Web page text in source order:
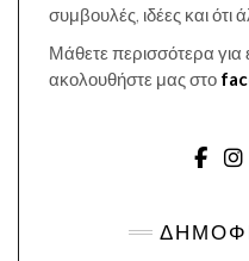
συμβουλές, ιδέες και ότι
Μάθετε περισσότερα για
ακολουθήστε μας στο